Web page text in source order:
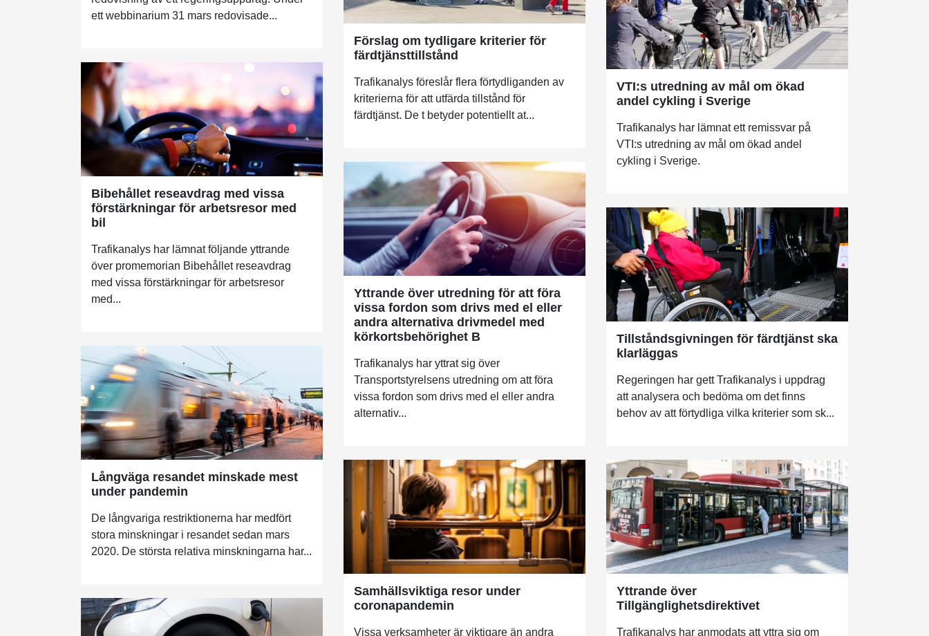
ett webbinarium 31 mars redovisade...
Förslag om tydligare kriterier för
färdtjänsttillstånd
Trafikanalys föreslår flera förtydliganden av
kriterierna för att utfärda tillstånd för
färdtjänst. De t betyder potentiellt at...
VTI:s utredning av mål om ökad
andel cykling i Sverige
Trafikanalys har lämnat ett remissvar på
VTI:s utredning av mål om ökad andel
cykling i Sverige.
Bibehållet reseavdrag med vissa
förstärkningar för arbetsresor med
bil
Trafikanalys har lämnat följande yttrande
över promemorian Bibehållet reseavdrag
med vissa förstärkningar för arbetsresor
med...
Yttrande över utredning för att föra
vissa fordon som drivs med el eller
andra alternativa drivmedel med
körkortsbehörighet B
Trafikanalys har yttrat sig över
Transportstyrelsens utredning om att föra
vissa fordon som drivs med el eller andra
alternativ...
Tillståndsgivningen för färdtjänst ska
klarläggas
Regeringen har gett Trafikanalys i uppdrag
att analysera och bedöma om det finns
behov av att förtydliga vilka kriterier som sk...
Långväga resandet minskade mest
under pandemin
De långvariga restriktionerna har medfört
stora minskningar i resandet sedan mars
2020. De största relativa minskningarna har...
Samhällsviktiga resor under
coronapandemin
Vissa verksamheter är viktigare än andra
Yttrande över
Tillgänglighetsdirektivet
Trafikanalys har anmodats att yttra sig om